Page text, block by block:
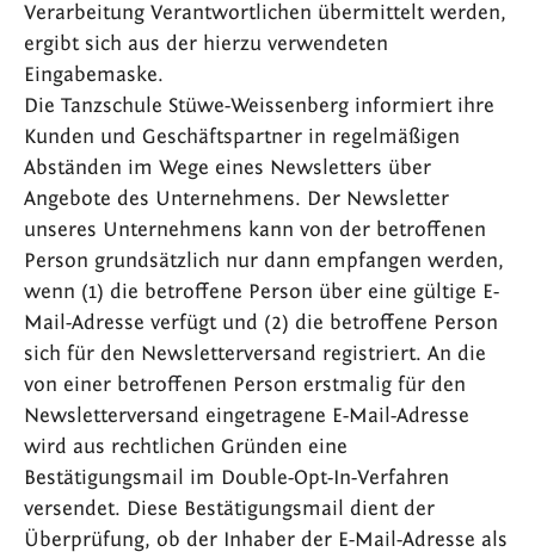
Verarbeitung Verantwortlichen übermittelt werden,
ergibt sich aus der hierzu verwendeten
Eingabemaske.
Die Tanzschule Stüwe-Weissenberg informiert ihre
Kunden und Geschäftspartner in regelmäßigen
Abständen im Wege eines Newsletters über
Angebote des Unternehmens. Der Newsletter
unseres Unternehmens kann von der betroffenen
Person grundsätzlich nur dann empfangen werden,
wenn (1) die betroffene Person über eine gültige E-
Mail-Adresse verfügt und (2) die betroffene Person
sich für den Newsletterversand registriert. An die
von einer betroffenen Person erstmalig für den
Newsletterversand eingetragene E-Mail-Adresse
wird aus rechtlichen Gründen eine
Bestätigungsmail im Double-Opt-In-Verfahren
versendet. Diese Bestätigungsmail dient der
Überprüfung, ob der Inhaber der E-Mail-Adresse als